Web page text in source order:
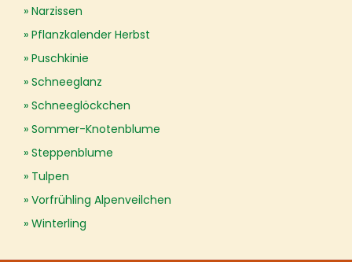
Narzissen
Pflanzkalender Herbst
Puschkinie
Schneeglanz
Schneeglöckchen
Sommer-Knotenblume
Steppenblume
Tulpen
Vorfrühling Alpenveilchen
Winterling